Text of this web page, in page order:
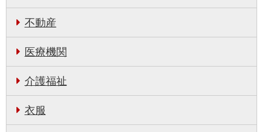
不動産
医療機関
介護福祉
衣服